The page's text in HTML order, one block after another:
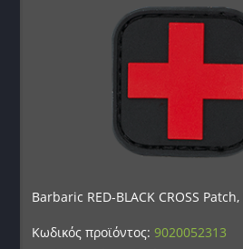
Barbaric RED-BLACK CROSS
Κωδικός προϊόντος:9020052313